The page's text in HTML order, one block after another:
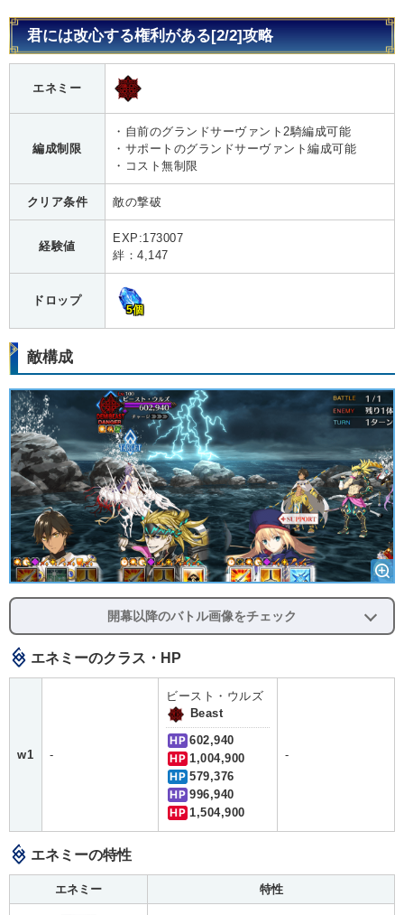
君には改心する権利がある[2/2]攻略
エネミー
編成制限
・自前のグランドサーヴァント2騎編成可能
・サポートのグランドサーヴァント編成可能
・コスト無制限
クリア条件 敵の撃破
経験値
EXP:173007
絆：4,147
ドロップ
5個
敵構成
開幕以降のバトル画像をチェック
エネミーのクラス・HP
w1 -
ビースト・ウルズ
Beast
HP 602,940
HP 1,004,900
HP 579,376
HP 996,940
HP 1,504,900
-
エネミーの特性
エネミー 特性